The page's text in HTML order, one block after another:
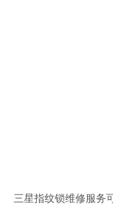
三星指纹锁维修服务